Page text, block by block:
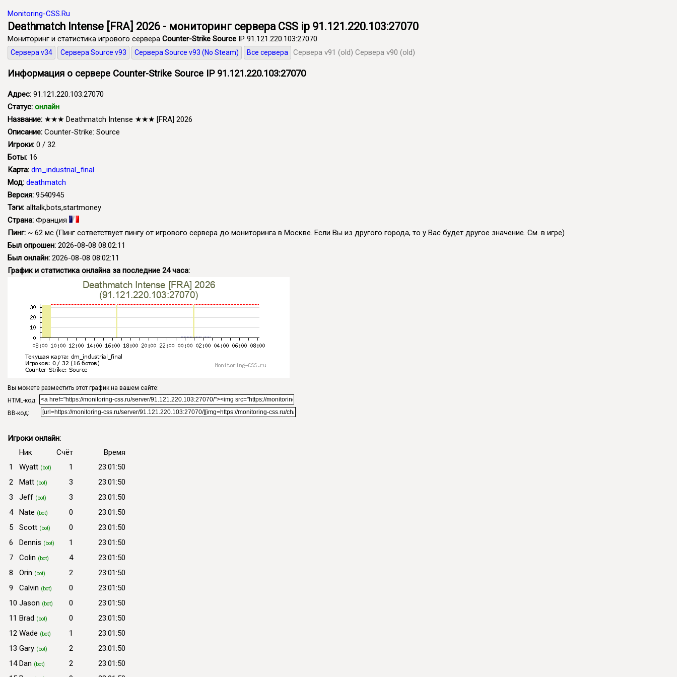
Monitoring-CSS.Ru
Deathmatch Intense [FRA] 2026 - мониторинг сервера CSS ip 91.121.220.103:27070
Мониторинг и статистика игрового сервера Counter-Strike Source IP 91.121.220.103:27070
Сервера v34 Сервера Source v93 Сервера Source v93 (No Steam) Все сервера Сервера v91 (old) Сервера v90 (old)
Информация о сервере Counter-Strike Source IP 91.121.220.103:27070
Адрес: 91.121.220.103:27070
Статус: онлайн
Название: ★★★ Deathmatch Intense ★★★ [FRA] 2026
Описание: Counter-Strike: Source
Игроки: 0 / 32
Боты: 16
Карта: dm_industrial_final
Мод: deathmatch
Версия: 9540945
Тэги: alltalk,bots,startmoney
Страна: Франция
Пинг: ~ 62 мс (Пинг сответствует пингу от игрового сервера до мониторинга в Москве. Если Вы из другого города, то у Вас будет другое значение. См. в игре)
Был опрошен: 2026-08-08 08:02:11
Был онлайн: 2026-08-08 08:02:11
График и статистика онлайна за последние 24 часа:
Вы можете разместить этот график на вашем сайте:
HTML-код:
BB-код:
Игроки онлайн:
Ник
Счёт
Время
1
Wyatt (bot) 1
23:01:50
2
Matt (bot) 3
23:01:50
3
Jeff (bot) 3
23:01:50
4
Nate (bot) 0
23:01:50
5
Scott (bot) 0
23:01:50
6
Dennis (bot) 1
23:01:50
7
Colin (bot) 4
23:01:50
8
Orin (bot) 2
23:01:50
9
Calvin (bot) 0
23:01:50
10 Jason (bot) 0
23:01:50
11 Brad (bot) 0
23:01:50
12 Wade (bot) 1
23:01:50
13 Gary (bot) 2
23:01:50
14 Dan (bot) 2
23:01:50